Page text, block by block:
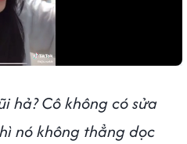
hả? Cô không có sửa
nó không thẳng dọc